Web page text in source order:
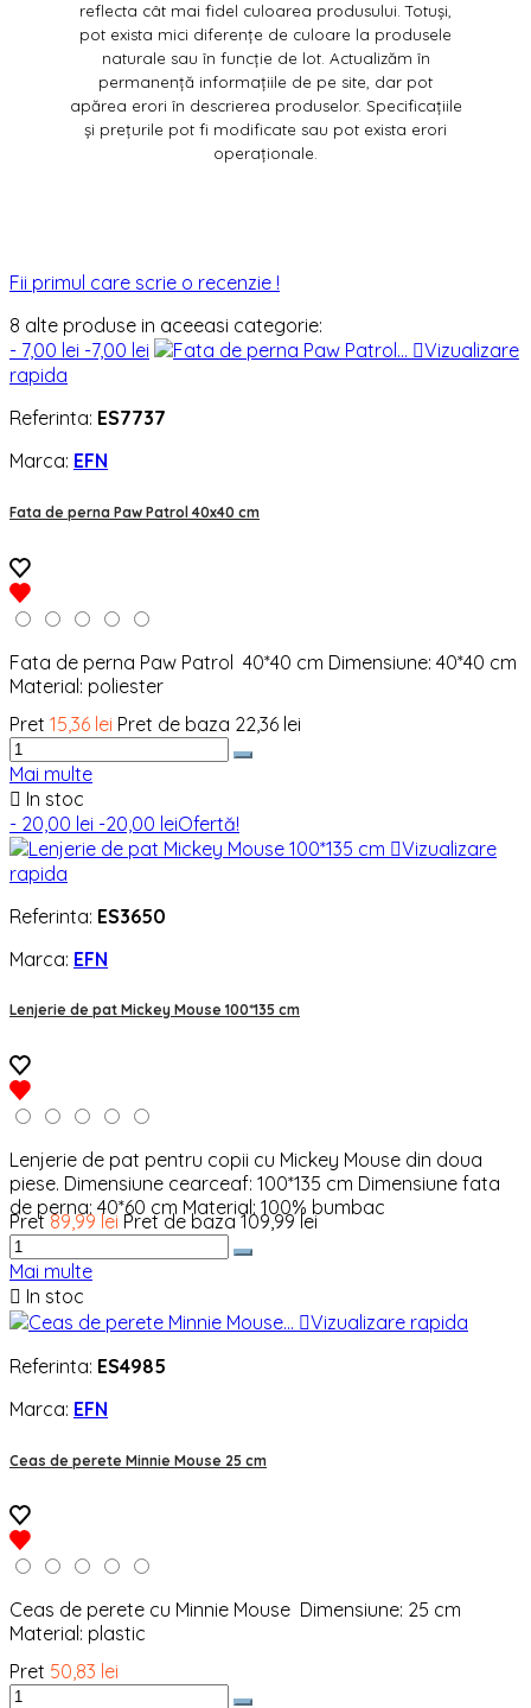
reflecta cât mai fidel culoarea produsului. Totuși,
pot exista mici diferențe de culoare la produsele
naturale sau în funcție de lot. Actualizăm în
permanență informațiile de pe site, dar pot
apărea erori în descrierea produselor. Specificațiile
și prețurile pot fi modificate sau pot exista erori
operaționale.
Fii primul care scrie o recenzie !
8 alte produse in aceeasi categorie:
- 7,00 lei -7,00 lei Vizualizare
rapida
Referinta: ES7737
Marca: EFN
Fata de perna Paw Patrol 40x40 cm
Fata de perna Paw Patrol 40*40 cm Dimensiune: 40*40 cm
Material: poliester
Pret 15,36 lei Pret de baza 22,36 lei
Mai multe
 In stoc
- 20,00 lei -20,00 leiOfertă!
Vizualizare
rapida
Referinta: ES3650
Marca: EFN
Lenjerie de pat Mickey Mouse 100*135 cm
Lenjerie de pat pentru copii cu Mickey Mouse din doua
piese. Dimensiune cearceaf: 100*135 cm Dimensiune fata
de perna: 40*60 cm Material: 100% bumbac
Pret 89,99 lei Pret de baza 109,99 lei
Mai multe
 In stoc
Vizualizare rapida
Referinta: ES4985
Marca: EFN
Ceas de perete Minnie Mouse 25 cm
Ceas de perete cu Minnie Mouse Dimensiune: 25 cm
Material: plastic
Pret 50,83 lei